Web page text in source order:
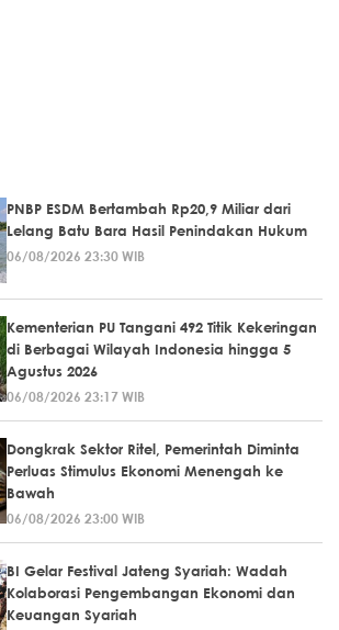
PNBP ESDM Bertambah Rp20,9 Miliar dari
Lelang Batu Bara Hasil Penindakan Hukum
06/08/2026 23:30 WIB
Kementerian PU Tangani 492 Titik Kekeringan
di Berbagai Wilayah Indonesia hingga 5
Agustus 2026
06/08/2026 23:17 WIB
Dongkrak Sektor Ritel, Pemerintah Diminta
Perluas Stimulus Ekonomi Menengah ke
Bawah
06/08/2026 23:00 WIB
BI Gelar Festival Jateng Syariah: Wadah
Kolaborasi Pengembangan Ekonomi dan
Keuangan Syariah